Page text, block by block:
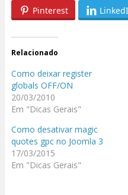
Pinterest
Relacionado
Como deixar register
globals OFF/ON
20/03/2010
Em "Dicas Gerais"
Como desativar magic
quotes gpc no Joomla 3
17/03/2015
Em "Dicas Gerais"